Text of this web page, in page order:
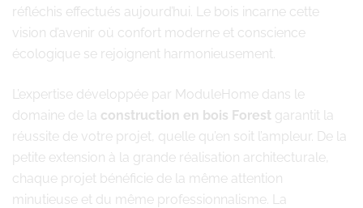
réfléchis effectués aujourd’hui. Le bois incarne cette
vision d’avenir où confort moderne et conscience
écologique se rejoignent harmonieusement.
L’expertise développée par ModuleHome dans le
domaine de la construction en bois Forest garantit la
réussite de votre projet, quelle qu’en soit l’ampleur. De la
petite extension à la grande réalisation architecturale,
chaque projet bénéficie de la même attention
minutieuse et du même professionnalisme. La